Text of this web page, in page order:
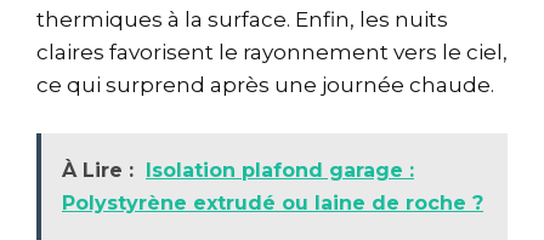
thermiques à la surface. Enfin, les nuits
claires favorisent le rayonnement vers le ciel,
ce qui surprend après une journée chaude.
À Lire : Isolation plafond garage :
Polystyrène extrudé ou laine de roche ?